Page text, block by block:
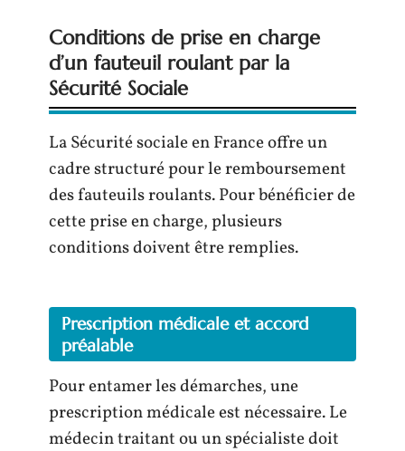
Conditions de prise en charge
d’un fauteuil roulant par la
Sécurité Sociale
La Sécurité sociale en France offre un
cadre structuré pour le remboursement
des fauteuils roulants. Pour bénéficier de
cette prise en charge, plusieurs
conditions doivent être remplies.
Prescription médicale et accord
préalable
Pour entamer les démarches, une
prescription médicale est nécessaire. Le
médecin traitant ou un spécialiste doit